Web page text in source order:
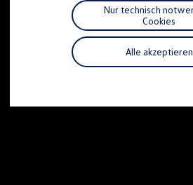
Individualisieren
Wallbox und Ladekabel
Digitale Extras
Dienste für Ihr Modell
Volkswagen Apps,
Handy und Fahrzeug
Vorgängermodelle
Alle akzeptieren
Nur technisch
Cookies